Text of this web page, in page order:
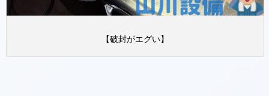
【破封がエグい】